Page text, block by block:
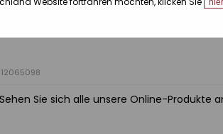
hier
Schnelles Aufheizen mit dualem MCH.
Automatische Abschaltung nach 60
12065098
Sehen Sie sich alle unsere Online-Produkte